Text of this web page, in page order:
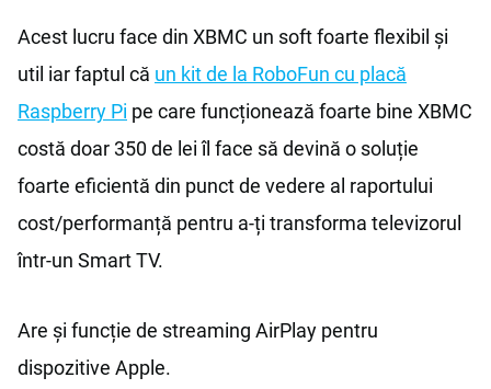
Acest lucru face din XBMC un soft foarte flexibil și
util iar faptul că un kit de la RoboFun cu placă
Raspberry Pi pe care funcționează foarte bine XBMC
costă doar 350 de lei îl face să devină o soluție
foarte eficientă din punct de vedere al raportului
cost/performanță pentru a-ți transforma televizorul
într-un Smart TV.
Are și funcție de streaming AirPlay pentru
dispozitive Apple.